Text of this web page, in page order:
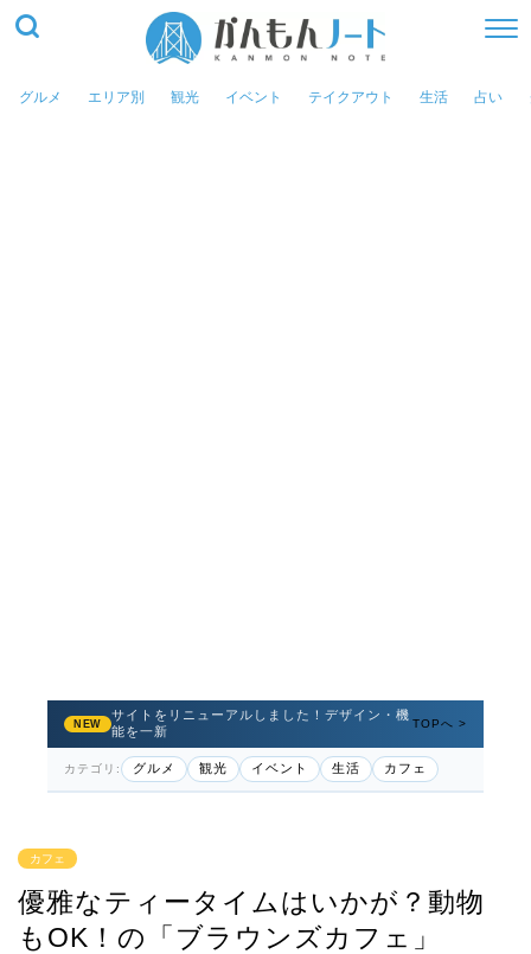
グルメ エリア別 観光 イベント テイクアウト 生活 占い
NEW
サイトをリニューアルしました！デザイン・機
能を一新
TOPへ >
カテゴリ: グルメ 観光 イベント 生活 カフェ
カフェ
優雅なティータイムはいかが？動物
もOK！の「ブラウンズカフェ」